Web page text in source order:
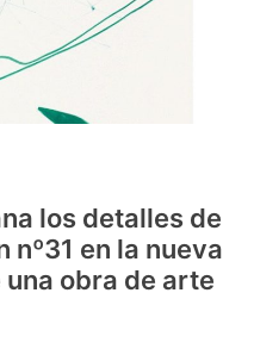
los detalles de
nº31 en la nueva
una obra de arte